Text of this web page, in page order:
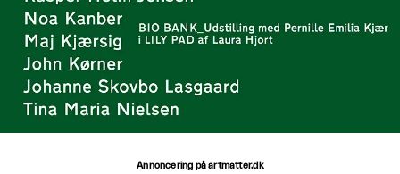
Annoncering på artmatter.dk